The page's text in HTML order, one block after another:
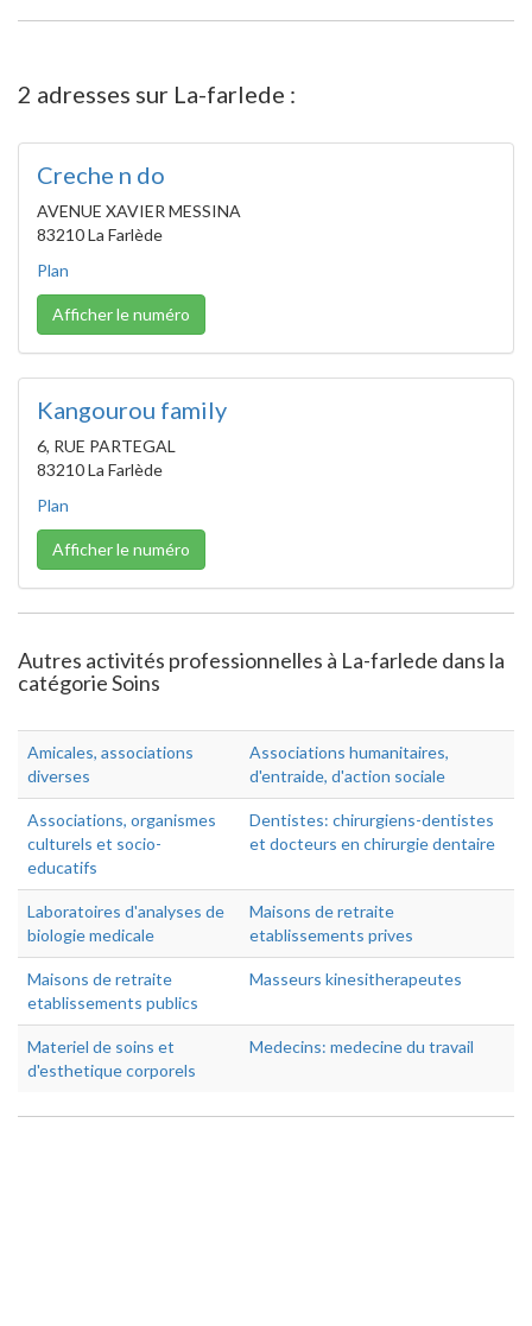
2 adresses sur La-farlede :
Creche n do
AVENUE XAVIER MESSINA
83210 La Farlède
Plan
Afficher le numéro
Kangourou family
6, RUE PARTEGAL
83210 La Farlède
Plan
Afficher le numéro
Autres activités professionnelles à La-farlede dans la
catégorie Soins
Amicales, associations
diverses
Associations humanitaires,
d'entraide, d'action sociale
Associations, organismes
culturels et socio-
educatifs
Dentistes: chirurgiens-dentistes
et docteurs en chirurgie dentaire
Laboratoires d'analyses de
biologie medicale
Maisons de retraite
etablissements prives
Maisons de retraite
etablissements publics
Masseurs kinesitherapeutes
Materiel de soins et
d'esthetique corporels
Medecins: medecine du travail